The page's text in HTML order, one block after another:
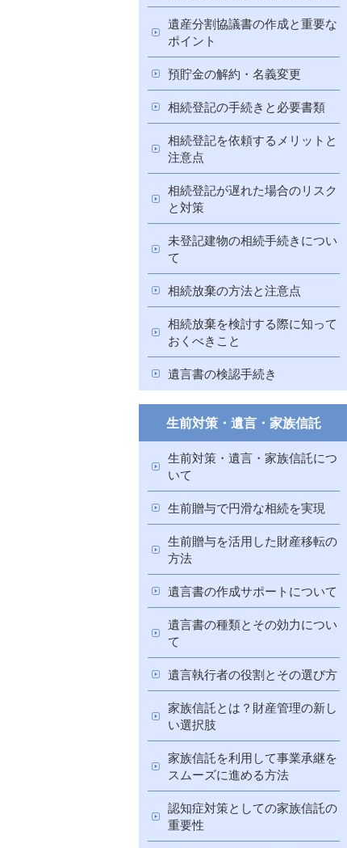
遺産分割協議書の作成と重要な
ポイント
預貯金の解約・名義変更
相続登記の手続きと必要書類
相続登記を依頼するメリットと
注意点
相続登記が遅れた場合のリスク
と対策
未登記建物の相続手続きについ
て
相続放棄の方法と注意点
相続放棄を検討する際に知って
おくべきこと
遺言書の検認手続き
生前対策・遺言・家族信託
生前対策・遺言・家族信託につ
いて
生前贈与で円滑な相続を実現
生前贈与を活用した財産移転の
方法
遺言書の作成サポートについて
遺言書の種類とその効力につい
て
遺言執行者の役割とその選び方
家族信託とは？財産管理の新し
い選択肢
家族信託を利用して事業承継を
スムーズに進める方法
認知症対策としての家族信託の
重要性